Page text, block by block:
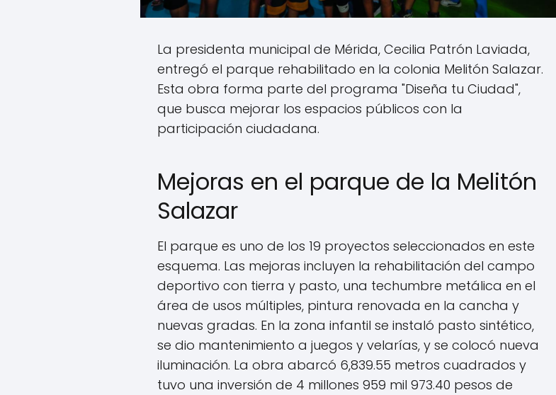
La presidenta municipal de Mérida, Cecilia Patrón Laviada,
entregó el parque rehabilitado en la colonia Melitón Salazar.
Esta obra forma parte del programa "Diseña tu Ciudad",
que busca mejorar los espacios públicos con la
participación ciudadana.
Mejoras en el parque de la Melitón
Salazar
El parque es uno de los 19 proyectos seleccionados en este
esquema. Las mejoras incluyen la rehabilitación del campo
deportivo con tierra y pasto, una techumbre metálica en el
área de usos múltiples, pintura renovada en la cancha y
nuevas gradas. En la zona infantil se instaló pasto sintético,
se dio mantenimiento a juegos y velarías, y se colocó nueva
iluminación. La obra abarcó 6,839.55 metros cuadrados y
tuvo una inversión de 4 millones 959 mil 973.40 pesos de